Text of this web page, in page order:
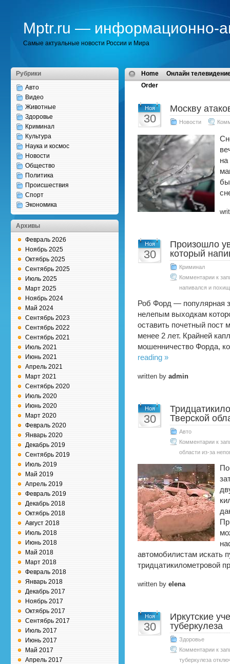
Mptr.ru — информационно-
Самые актуальные новости России и Мира
Рубрики
Авто
Видео
Животные
Здоровье
Криминал
Культура
Наука и космос
Новости
Общество
Политика
Происшествия
Спорт
Экономика
Архивы
Февраль 2026
Ноябрь 2025
Октябрь 2025
Сентябрь 2025
Июль 2025
Март 2025
Ноябрь 2024
Май 2024
Сентябрь 2023
Сентябрь 2022
Сентябрь 2021
Июль 2021
Июнь 2021
Апрель 2021
Март 2021
Сентябрь 2020
Июль 2020
Июнь 2020
Март 2020
Февраль 2020
Январь 2020
Декабрь 2019
Сентябрь 2019
Июль 2019
Май 2019
Апрель 2019
Февраль 2019
Декабрь 2018
Октябрь 2018
Август 2018
Июль 2018
Июнь 2018
Май 2018
Март 2018
Февраль 2018
Январь 2018
Декабрь 2017
Ноябрь 2017
Октябрь 2017
Сентябрь 2017
Июль 2017
Июнь 2017
Май 2017
Апрель 2017
Home
Онлайн
Order
Ноя
30
Москву
Новости
на
Ноя
30
Произошло
который
Криминал
Комментарии к
напивался и
Роб Форд — популярная
нелепым выходкам
оставить почетный пост
менее 2 лет. Крайней
мошенничество Форда,
reading »
written by admin
Ноя
30
Тверской
Авто
Комментарии к
области из-за
автомобилистам искать
тридцатикилометровой
written by elena
Ноя
30
Иркутские
туберкулеза
Здоровье
Комментарии к
туберкулеза